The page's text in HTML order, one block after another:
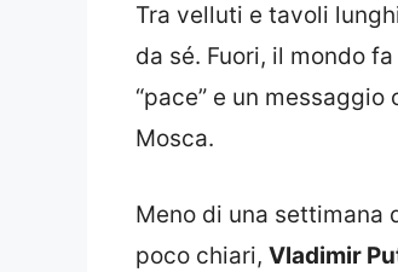
Tra velluti e tavoli
da sé. Fuori, il mondo
“pace” e un
Mosca.
Meno di una settimana
poco chiari, Vladimir